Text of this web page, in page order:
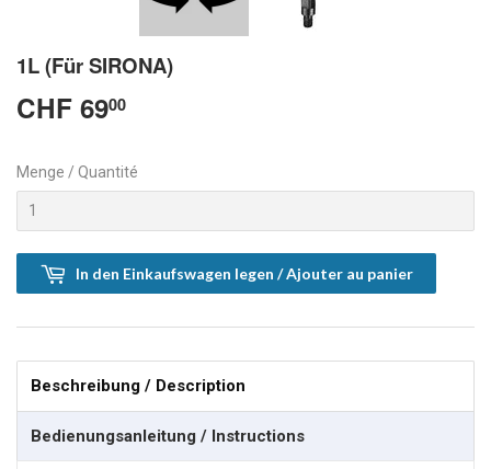
1L (Für SIRONA)
CHF 6900
Menge / Quantité
In den Einkaufswagen legen / Ajouter au panier
Beschreibung / Description
Bedienungsanleitung / Instructions